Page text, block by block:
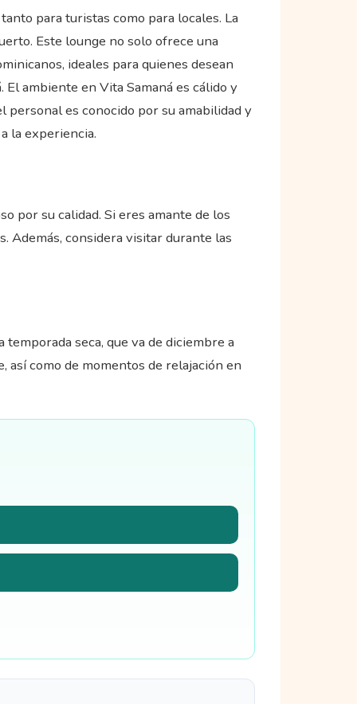
para turistas como para locales. La
Este lounge no solo ofrece una
ideales para quienes desean
ambiente en Vita Samaná es cálido y
personal es conocido por su amabilidad y
la experiencia.
por su calidad. Si eres amante de los
Además, considera visitar durante las
seca, que va de diciembre a
como de momentos de relajación en